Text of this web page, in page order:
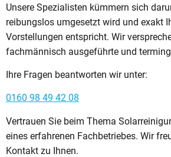
Unsere Spezialisten kümmern sich
reibungslos umgesetzt wird und exakt
Vorstellungen entspricht. Wir
fachmännisch ausgeführte und
Ihre Fragen beantworten wir unter:
0160 98 49 42 08
Vertrauen Sie beim Thema
eines erfahrenen Fachbetriebes. Wir
Kontakt zu Ihnen.